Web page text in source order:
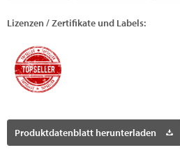
Lizenzen / Zertifikate und Labels:
Produktdatenblatt herunterladen